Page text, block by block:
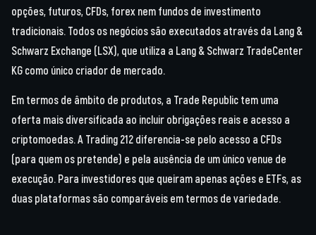
opções, futuros, CFDs, forex nem fundos de investimento
tradicionais. Todos os negócios são executados através da Lang &
Schwarz Exchange (LSX), que utiliza a Lang & Schwarz TradeCenter
KG como único criador de mercado.
Em termos de âmbito de produtos, a Trade Republic tem uma
oferta mais diversificada ao incluir obrigações reais e acesso a
criptomoedas. A Trading 212 diferencia-se pelo acesso a CFDs
(para quem os pretende) e pela ausência de um único venue de
execução. Para investidores que queiram apenas ações e ETFs, as
duas plataformas são comparáveis em termos de variedade.